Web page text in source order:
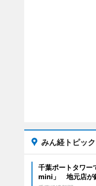
みん経トピッ
千葉ポートタワー
mini」 地元店が